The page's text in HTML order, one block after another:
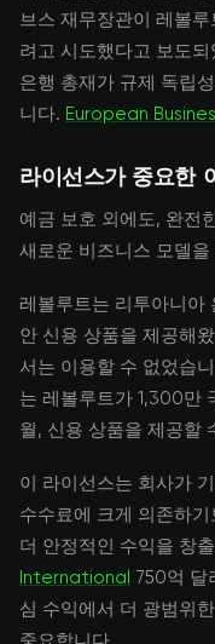
브스 재무장관이 레볼
려고 시도했다고 보도
은행 총재가 규제 독립
니다. European
라이선스가 중요한
예금 보호 외에도, 완전
새로운 비즈니스 모델
레볼루트는 리투아니아
안 신용 상품을 제공해
서는 이용할 수 없었습
는 레볼루트가 1,300만
월, 신용 상품을 제공할
이 라이선스는 회사가
수수료에 크게 의존하
더 안정적인 수익을 창
International 750억 달
심 수익에서 더 광범위